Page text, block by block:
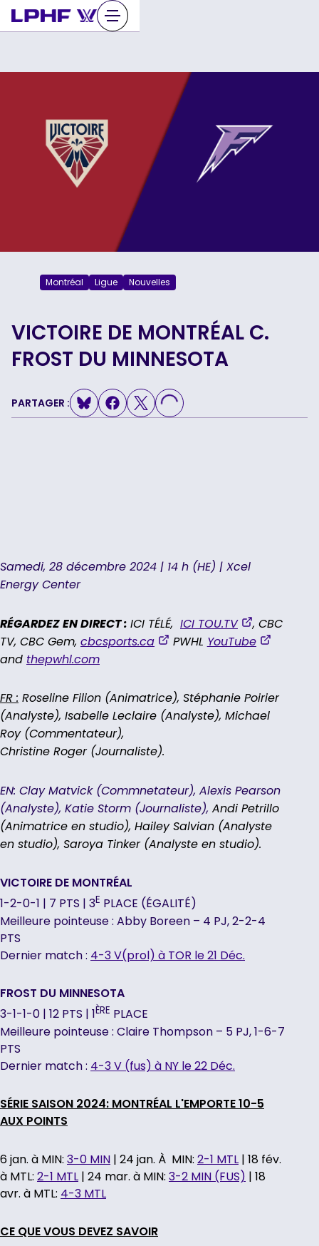
Sauter
au
Montréal Ligue Nouvelles
VICTOIRE DE MONTRÉAL C.
FROST DU MINNESOTA
PARTAGER : LOADING...
Samedi, 28 décembre 2024 | 14 h (HE) | Xcel
Energy Center
RÉGARDEZ EN DIRECT : ICI TÉLÉ, ICI TOU.TV
,
opens
new
tab
, CBC
TV, CBC Gem, cbcsports.ca
,
a
new
PWHL YouTube
,
a
and thepwhl.com
FR : Roseline Filion (Animatrice), Stéphanie Poirier
(Analyste), Isabelle Leclaire (Analyste), Michael
Roy (Commentateur),
Christine Roger (Journaliste).
EN: Clay Matvick (Commnetateur), Alexis Pearson
(Analyste), Katie Storm (Journaliste), Andi Petrillo
(Animatrice en studio), Hailey Salvian (Analyste
en studio), Saroya Tinker (Analyste en studio).
VICTOIRE DE MONTRÉAL
1-2-0-1 | 7 PTS | 3E PLACE (ÉGALITÉ)
Meilleure pointeuse : Abby Boreen – 4 PJ, 2-2-4
PTS
Dernier match : 4-3 V(prol) à TOR le 21 Déc.
FROST DU MINNESOTA
3-1-1-0 | 12 PTS | 1ÈRE PLACE
Meilleure pointeuse : Claire Thompson – 5 PJ, 1-6-7
PTS
Dernier match : 4-3 V (fus) à NY le 22 Déc.
SÉRIE SAISON 2024: MONTRÉAL L'EMPORTE 10-5
AUX POINTS
6 jan. à MIN: 3-0 MIN | 24 jan. À MIN: 2-1 MTL | 18 fév.
à MTL: 2-1 MTL | 24 mar. à MIN: 3-2 MIN (FUS) | 18
avr. à MTL: 4-3 MTL
CE QUE VOUS DEVEZ SAVOIR